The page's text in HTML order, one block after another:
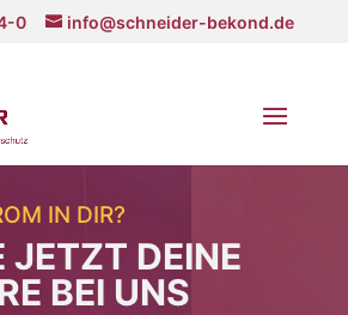
0 info@schneider-bekond.de
IN DIR?
JETZT DEINE
BEI UNS